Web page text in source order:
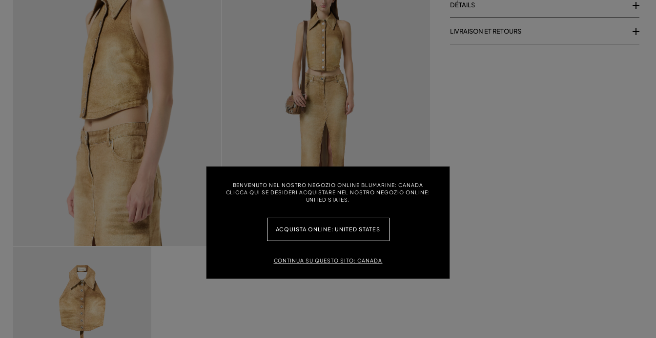
BENVENUTO NEL NOSTRO NEGOZIO ONLINE BLUMARINE: CANADA
CLICCA QUI SE DESIDERI ACQUISTARE NEL NOSTRO NEGOZIO ONLINE:
UNITED STATES.
ACQUISTA ONLINE: UNITED STATES
CONTINUA SU QUESTO SITO: CANADA
DÉTAILS
LIVRAISON ET RETOURS